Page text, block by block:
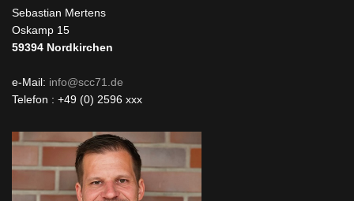
Sebastian Mertens
Oskamp 15
59394 Nordkirchen
e-Mail: info@scc71.de
Telefon : +49 (0) 2596 xxx